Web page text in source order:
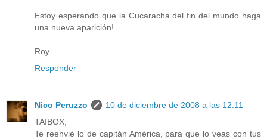
Estoy esperando que la Cucaracha del fin del mundo haga
una nueva aparición!
Roy
Responder
Nico Peruzzo
10 de diciembre de 2008 a las 12:11
TAIBOX,
Te reenvié lo de capitán América, para que lo veas con tus